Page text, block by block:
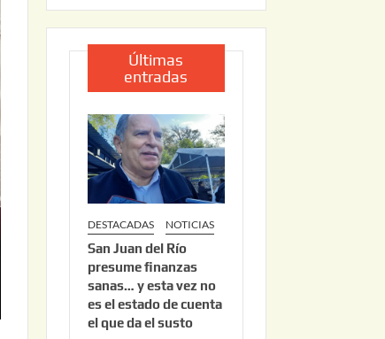
Últimas
entradas
DESTACADAS NOTICIAS
San Juan del Río
presume finanzas
sanas… y esta vez no
es el estado de cuenta
el que da el susto